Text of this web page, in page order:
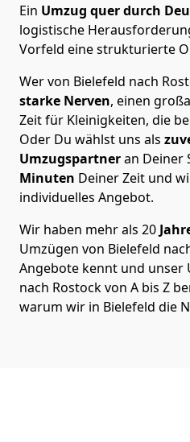
Ein Umzug quer durch
logistische
Vorfeld eine strukturierte
Wer von Bielefeld nach
starke Nerven, einen
Zeit für Kleinigkeiten, die
Oder Du wählst uns als
Umzugspartneran Deiner
Minuten Deiner Zeit und
individuelles Angebot.
Wir haben mehr als 20
Umzügen von Bielefeld
Angebote kennt und unser
nach Rostock von A bis Z
warum wir in Bielefeld die